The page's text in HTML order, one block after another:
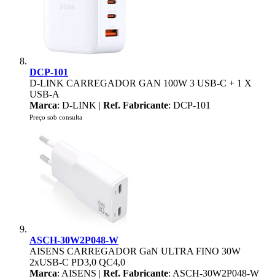
DCP-101
D-LINK CARREGADOR GAN 100W 3 USB-C + 1 X
USB-A
Marca: D-LINK | Ref. Fabricante: DCP-101
Preço sob consulta
ASCH-30W2P048-W
AISENS CARREGADOR GaN ULTRA FINO 30W
2xUSB-C PD3,0 QC4,0
Marca: AISENS | Ref. Fabricante: ASCH-30W2P048-W